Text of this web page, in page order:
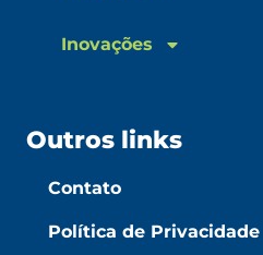
Inovações
Outros links
Contato
Política de Privacidade